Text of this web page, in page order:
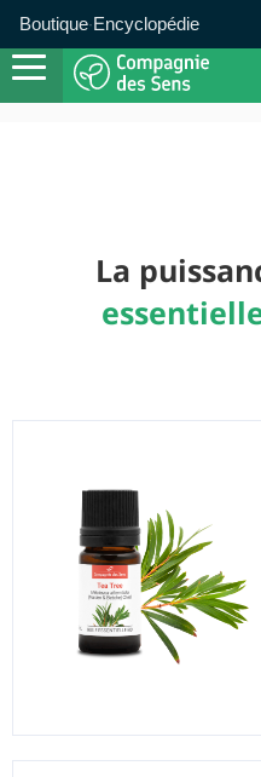
Boutique·Encyclopédie
La